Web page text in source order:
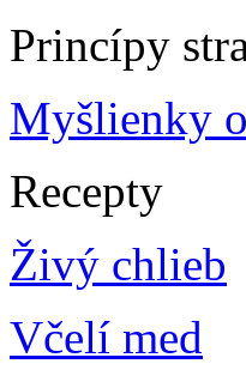
Princípy
Myšlienky
Recepty
Živý chlieb
Včelí med